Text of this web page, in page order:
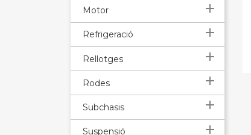
Motor 
Refrigeració 
Rellotges 
Rodes 
Subchasis 
Suspensió 